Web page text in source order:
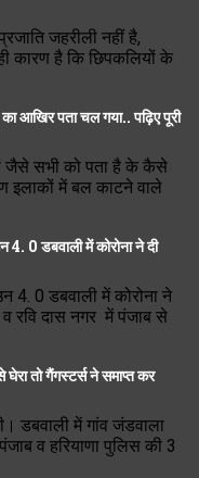
जहरीली नहीं है,
कारण है कि छिपकलियों के
आखिर पता चल गया.. पढ़िए पूरी
जैसे सभी को पता है के कैसे
इलाकों में बल काटने वाले
0 डबवाली में कोरोना ने दी
4. 0 डबवाली में कोरोना ने
रवि दास नगर में पंजाब से
तो गैंगस्टर्स ने समाप्त कर
डबवाली में गांव जंडवाला
व हरियाणा पुलिस की 3